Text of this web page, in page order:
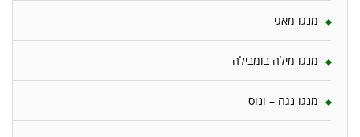
מנגו מאגי
מנגו מילה בומבילה
מנגו נגה – ונוס